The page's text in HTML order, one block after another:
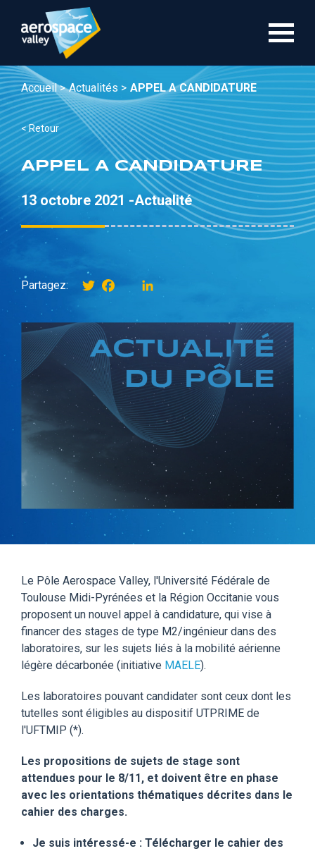
contenu
Accueil > Actualités > APPEL A CANDIDATURE
< Retour
APPEL A CANDIDATURE
13 octobre 2021 -Actualité
Partagez: TwitterFacebookinstagram
Le Pôle Aerospace Valley, l'Université Fédérale de
Toulouse Midi-Pyrénées et la Région Occitanie vous
proposent un nouvel appel à candidature, qui vise à
financer des stages de type M2/ingénieur dans des
laboratoires, sur les sujets liés à la mobilité aérienne
légère décarbonée (initiative MAELE).
Les laboratoires pouvant candidater sont ceux dont les
tutelles sont éligibles au dispositif UTPRIME de
l'UFTMIP (*).
Les propositions de sujets de stage sont
attendues pour le 8/11, et doivent être en phase
avec les orientations thématiques décrites dans le
cahier des charges.
Je suis intéressé-e : Télécharger le cahier des